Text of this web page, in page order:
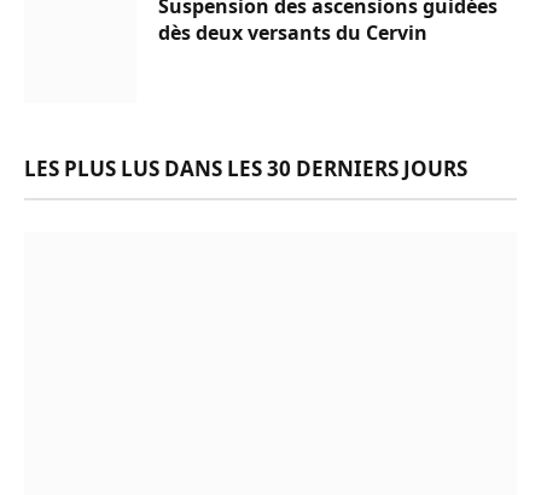
Suspension des ascensions guidées
dès deux versants du Cervin
LES PLUS LUS DANS LES 30 DERNIERS JOURS